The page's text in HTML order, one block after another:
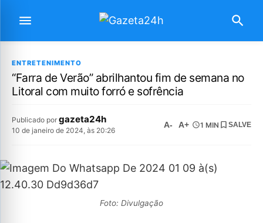
ENTRETENIMENTO
“Farra de Verão” abrilhantou fim de semana no
Litoral com muito forró e sofrência
Publicado por gazeta24h
10 de janeiro de 2024, às 20:26
A- A+ 1 MIN SALVE
Foto: Divulgação